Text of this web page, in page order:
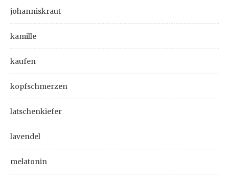
johanniskraut
kamille
kaufen
kopfschmerzen
latschenkiefer
lavendel
melatonin